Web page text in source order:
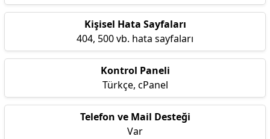
Kişisel Hata Sayfaları
404, 500 vb. hata sayfaları
Kontrol Paneli
Türkçe, cPanel
Telefon ve Mail Desteği
Var